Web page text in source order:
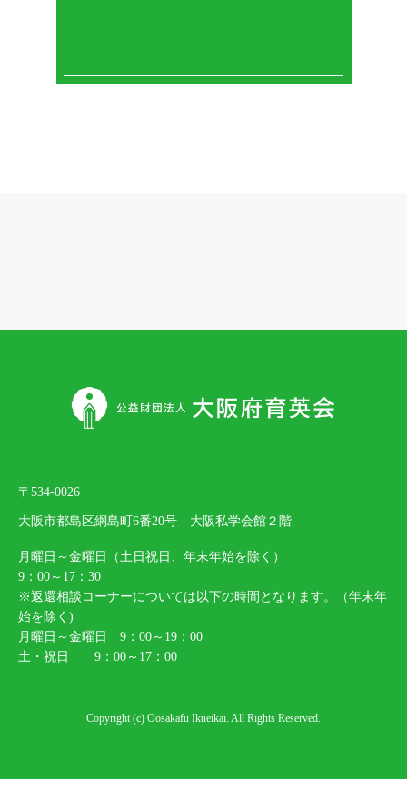
〒534-0026
大阪市都島区網島町6番20号 大阪私学会館２階
月曜日～金曜日（土日祝日、年末年始を除く）
9：00～17：30
※返還相談コーナーについては以下の時間となります。（年末年
始を除く)
月曜日～金曜日 9：00～19：00
土・祝日 9：00～17：00
Copyright (c) Oosakafu Ikueikai. All Rights Reserved.